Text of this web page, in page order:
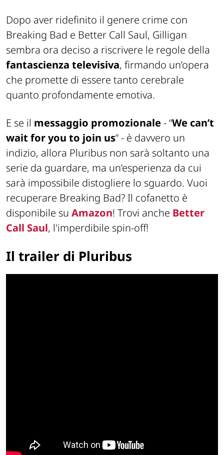
Dopo aver ridefinito il genere crime con
Breaking Bad e Better Call Saul, Gilligan
sembra ora deciso a riscrivere le regole della
fantascienza televisiva, firmando un’opera
che promette di essere tanto cerebrale
quanto profondamente emotiva.
E se il messaggio promozionale - “We can’t
wait for you to join us” - è davvero un
indizio, allora Pluribus non sarà soltanto una
serie da guardare, ma un’esperienza da cui
sarà impossibile distogliere lo sguardo. Vuoi
recuperare Breaking Bad? Il cofanetto è
disponibile su Amazon! Trovi anche Better
Call Saul, l'imperdibile spin-off!
Il trailer di Pluribus